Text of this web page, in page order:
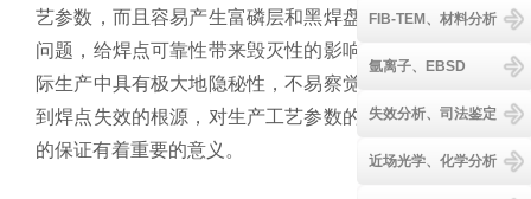
艺参数，而且容易产生富磷层和黑焊盘（即镍腐蚀）等
问题，给焊点可靠性带来毁灭性的影响。此类问题在实
际生产中具有极大地隐秘性，不易察觉。因此及时的找
到焊点失效的根源，对生产工艺参数的调整和产品品质
的保证有着重要的意义。
FIB-TEM、材料分析
氩离子、EBSD
失效分析、司法鉴定
近场光学、化学分析